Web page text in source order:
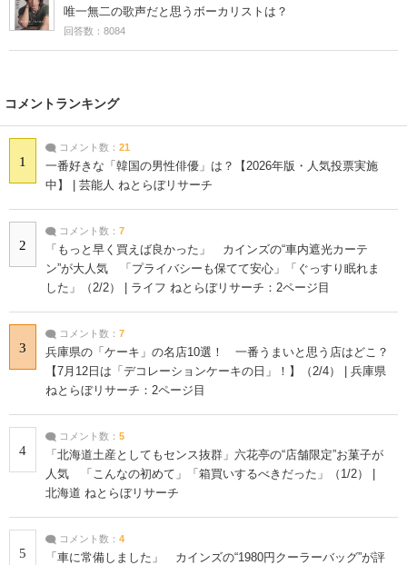
唯一無二の歌声だと思うボーカリストは？
回答数：8084
コメントランキング
1
コメント数： 21
一番好きな「韓国の男性俳優」は？【2026年版・人気投票実施
中】 | 芸能人 ねとらぼリサーチ
2
コメント数： 7
「もっと早く買えば良かった」 カインズの“車内遮光カーテ
ン”が大人気 「プライバシーも保てて安心」「ぐっすり眠れま
した」（2/2） | ライフ ねとらぼリサーチ：2ページ目
3
コメント数： 7
兵庫県の「ケーキ」の名店10選！ 一番うまいと思う店はどこ？
【7月12日は「デコレーションケーキの日」！】（2/4） | 兵庫県
ねとらぼリサーチ：2ページ目
4
コメント数： 5
「北海道土産としてもセンス抜群」六花亭の“店舗限定”お菓子が
人気 「こんなの初めて」「箱買いするべきだった」（1/2） |
北海道 ねとらぼリサーチ
5
コメント数： 4
「車に常備しました」 カインズの“1980円クーラーバッグ”が評